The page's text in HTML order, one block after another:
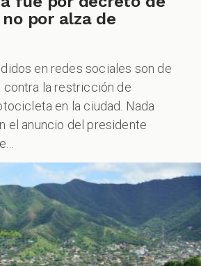
por alza de
en redes sociales son de
contra la restricción de
en la ciudad. Nada
el anuncio del presidente